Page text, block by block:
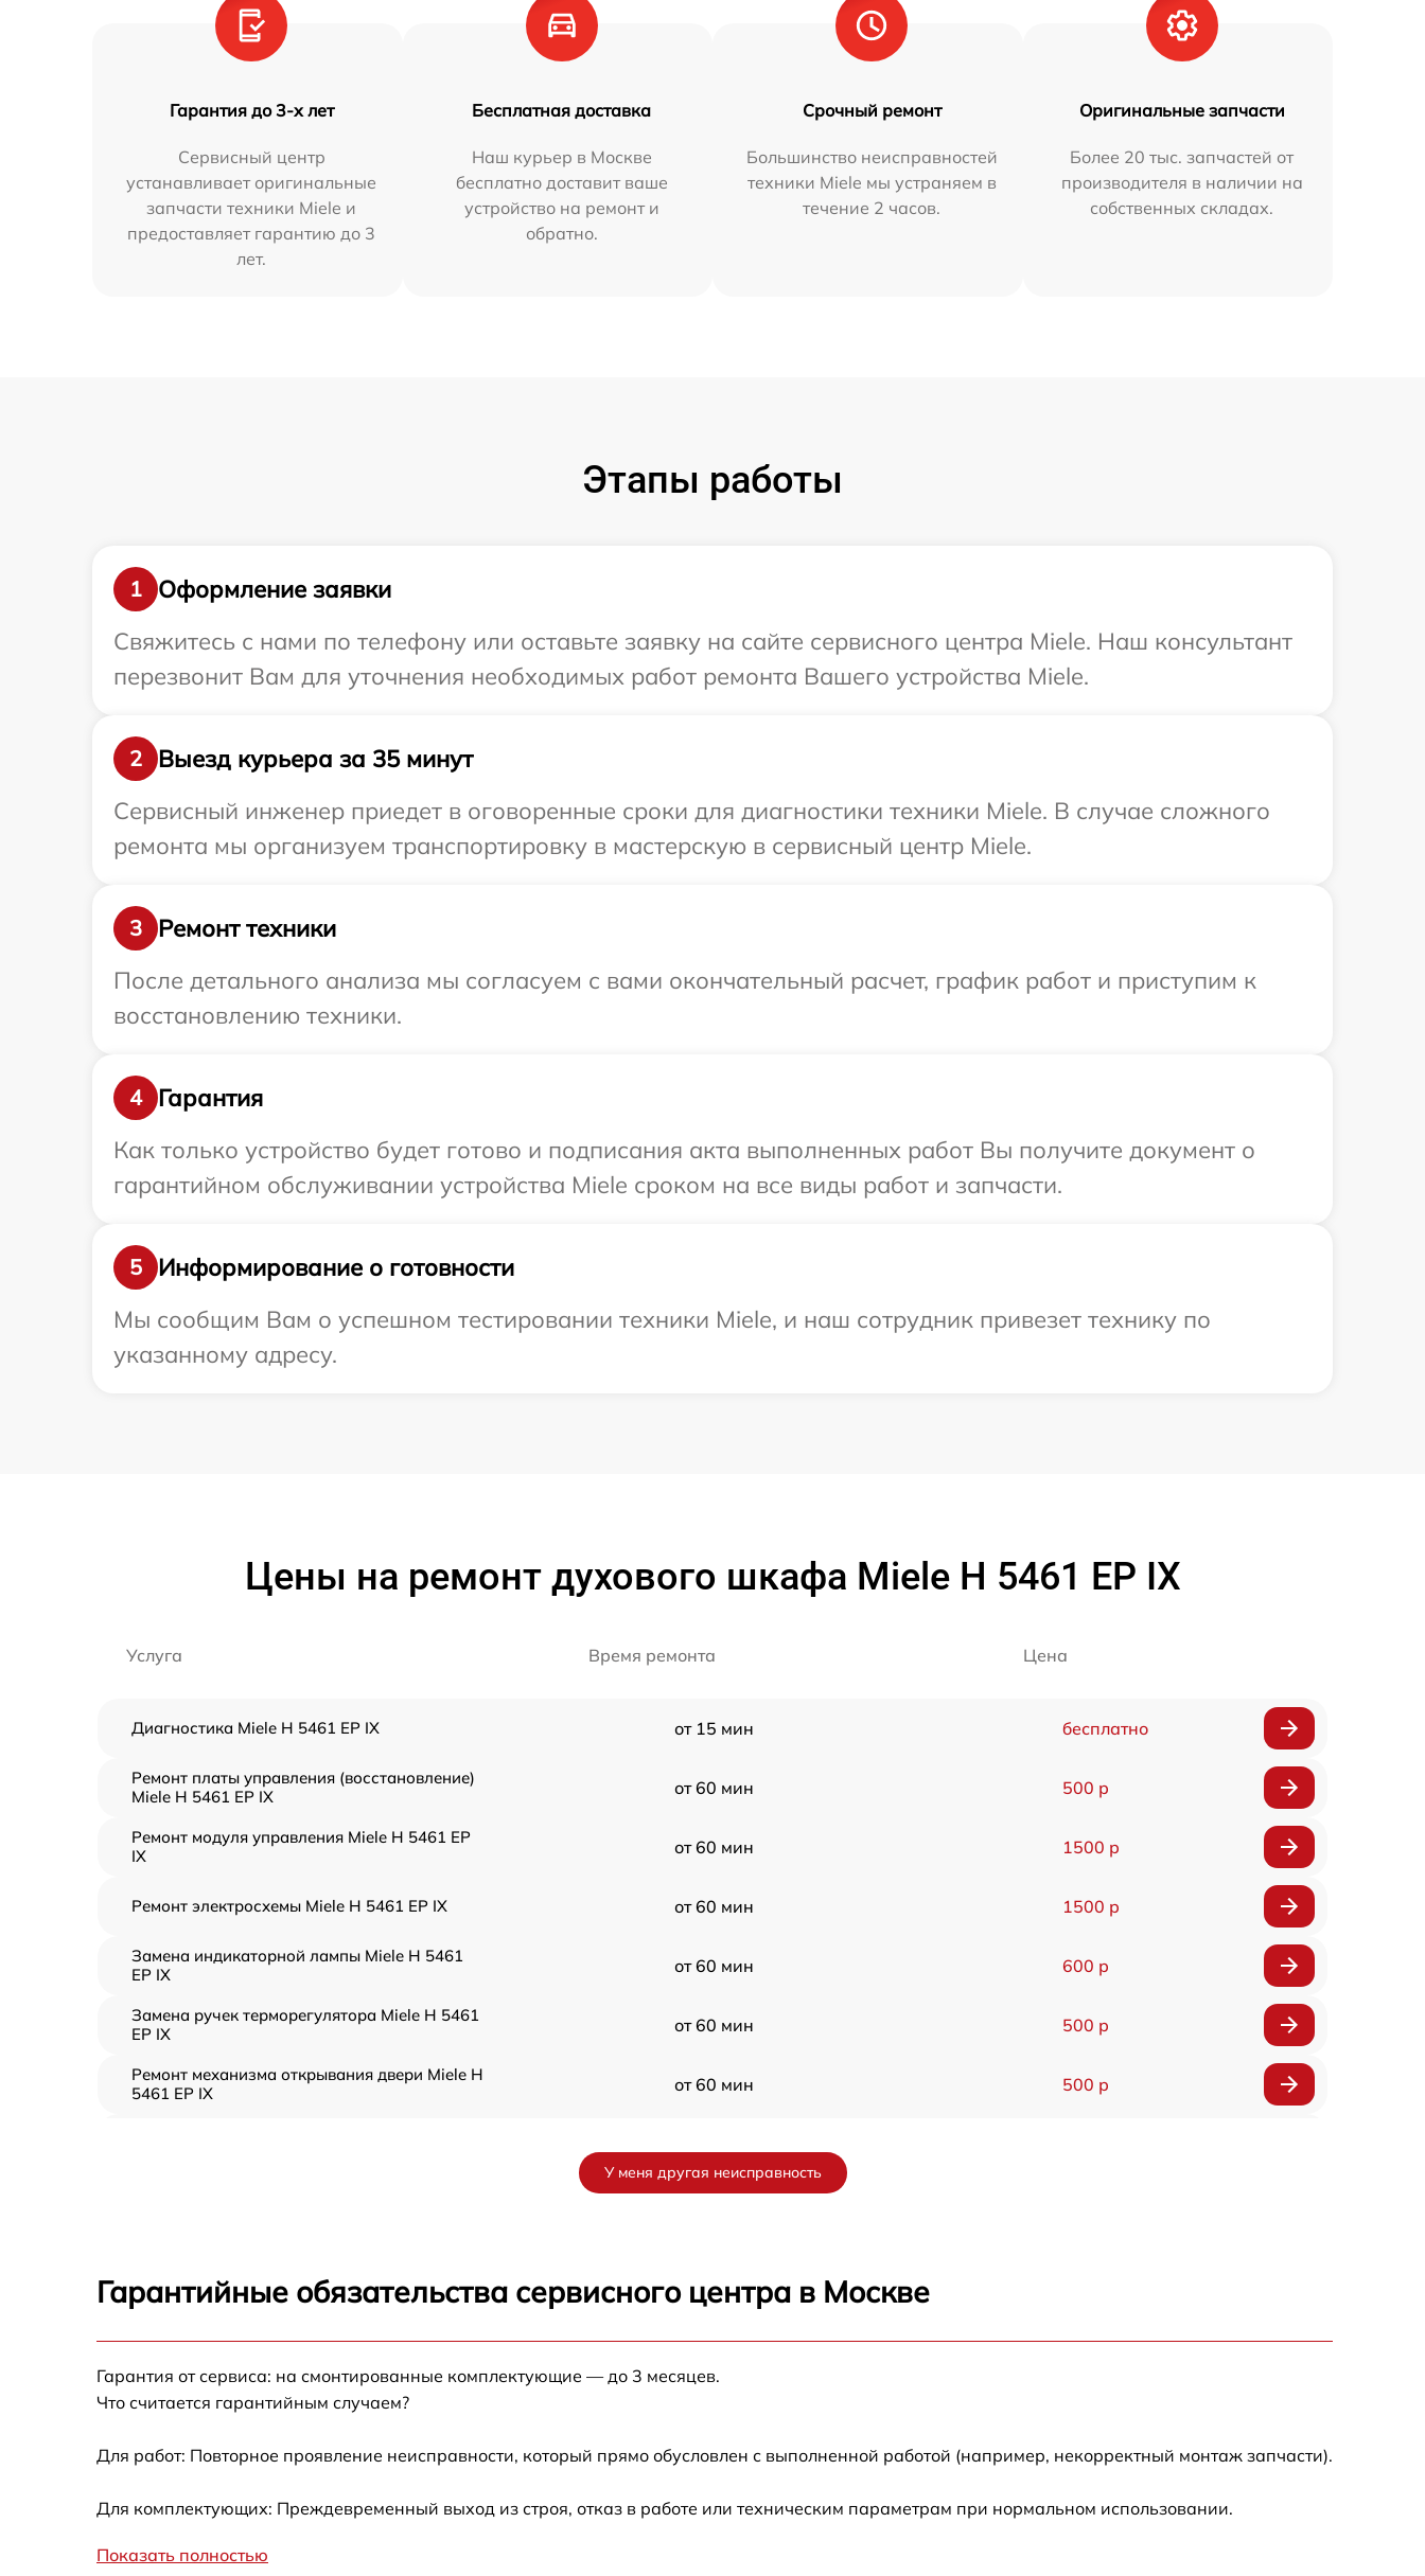
Гарантия до 3-х лет
Сервисный центр
устанавливает оригинальные
запчасти техники Miele и
предоставляет гарантию до 3
лет.
Бесплатная доставка
Наш курьер в Москве
бесплатно доставит ваше
устройство на ремонт и
обратно.
Срочный ремонт
Большинство неисправностей
техники Miele мы устраняем в
течение 2 часов.
Оригинальные запчасти
Более 20 тыс. запчастей от
производителя в наличии на
собственных складах.
Этапы работы
1
Оформление заявки
Свяжитесь с нами по телефону или оставьте заявку на сайте сервисного центра Miele. Наш консультант
перезвонит Вам для уточнения необходимых работ ремонта Вашего устройства Miele.
2
Выезд курьера за 35 минут
Сервисный инженер приедет в оговоренные сроки для диагностики техники Miele. В случае сложного
ремонта мы организуем транспортировку в мастерскую в сервисный центр Miele.
3
Ремонт техники
После детального анализа мы согласуем с вами окончательный расчет, график работ и приступим к
восстановлению техники.
4
Гарантия
Как только устройство будет готово и подписания акта выполненных работ Вы получите документ о
гарантийном обслуживании устройства Miele сроком на все виды работ и запчасти.
5
Информирование о готовности
Мы сообщим Вам о успешном тестировании техники Miele, и наш сотрудник привезет технику по
указанному адресу.
Цены на ремонт духового шкафа Miele H 5461 EP IX
Услуга Время ремонта Цена
Диагностика Miele H 5461 EP IX от 15 мин бесплатно
Ремонт платы управления (восстановление)
Miele H 5461 EP IX
от 60 мин 500 р
Ремонт модуля управления Miele H 5461 EP
IX
от 60 мин 1500 р
Ремонт электросхемы Miele H 5461 EP IX от 60 мин 1500 р
Замена индикаторной лампы Miele H 5461
EP IX
от 60 мин 600 р
Замена ручек терморегулятора Miele H 5461
EP IX
от 60 мин 500 р
Ремонт механизма открывания двери Miele H
5461 EP IX
от 60 мин 500 р
Замена термодатчика Miele H 5461 EP IX от 60 мин
IX
У меня другая неисправность
Гарантийные обязательства сервисного центра в Москве
Гарантия от сервиса: на смонтированные комплектующие — до 3 месяцев.
Что считается гарантийным случаем?
Для работ: Повторное проявление неисправности, который прямо обусловлен с выполненной работой (например, некорректный монтаж запчасти).
Для комплектующих: Преждевременный выход из строя, отказ в работе или техническим параметрам при нормальном использовании.
Показать полностью